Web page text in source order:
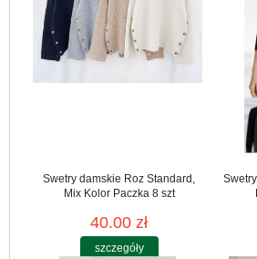
Swetry damskie Roz Standard,
Mix Kolor Paczka 8 szt
40.00 zł
szczegóły